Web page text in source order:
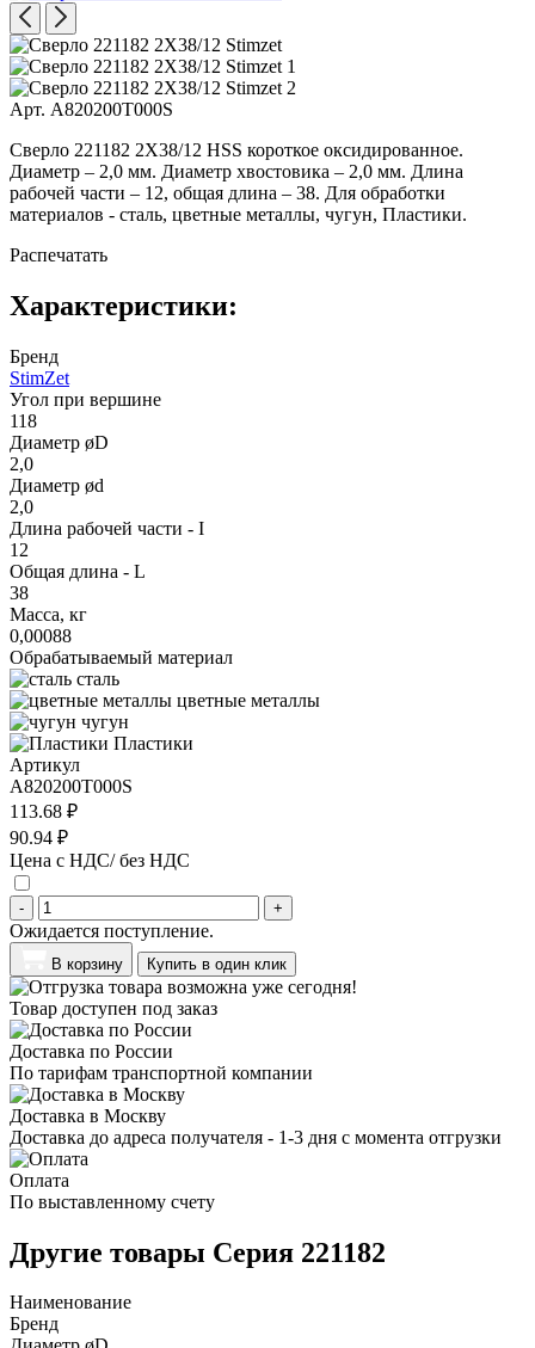
Арт. A820200T000S
Сверло 221182 2X38/12 HSS короткое оксидированное.
Диаметр – 2,0 мм. Диаметр хвостовика – 2,0 мм. Длина
рабочей части – 12, общая длина – 38. Для обработки
материалов - сталь, цветные металлы, чугун, Пластики.
Распечатать
Характеристики:
Бренд
StimZet
Угол при вершине
118
Диаметр øD
2,0
Диаметр ød
2,0
Длина рабочей части - I
12
Общая длина - L
38
Масса, кг
0,00088
Обрабатываемый материал
сталь
цветные металлы
чугун
Пластики
Артикул
A820200T000S
113.68 ₽
90.94 ₽
Цена с НДС/ без НДС
- +
Ожидается поступление.
В корзину Купить в один клик
Товар доступен под заказ
Доставка по России
По тарифам транспортной компании
Доставка в Москву
Доставка до адреса получателя - 1-3 дня с момента отгрузки
Оплата
По выставленному счету
Другие товары Серия 221182
Наименование
Бренд